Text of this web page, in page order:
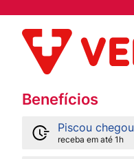
Benefícios
Piscou chegou
receba em até 1h